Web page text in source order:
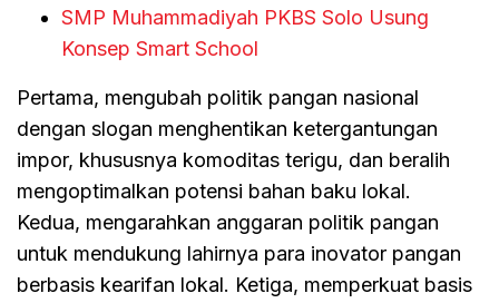
SMP Muhammadiyah PKBS Solo Usung
Konsep Smart School
Pertama, mengubah politik pangan nasional
dengan slogan menghentikan ketergantungan
impor, khususnya komoditas terigu, dan beralih
mengoptimalkan potensi bahan baku lokal.
Kedua, mengarahkan anggaran politik pangan
untuk mendukung lahirnya para inovator pangan
berbasis kearifan lokal. Ketiga, memperkuat basis